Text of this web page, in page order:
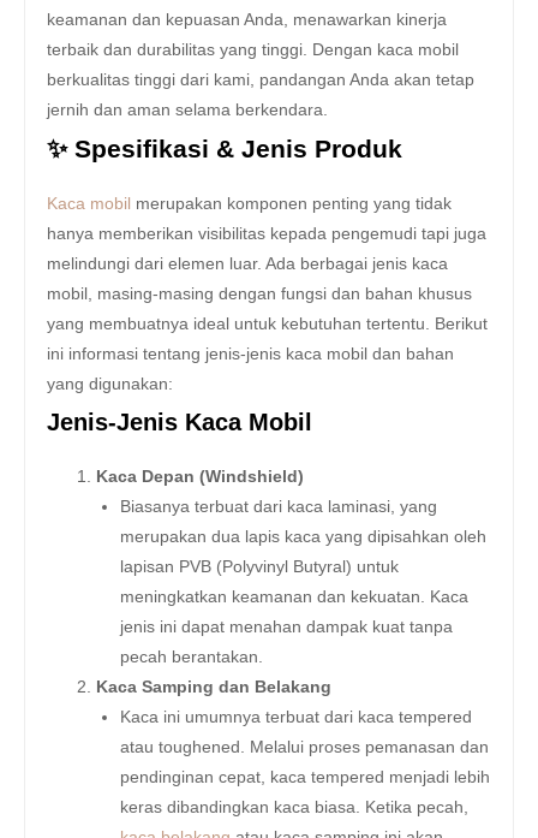
keamanan dan kepuasan Anda, menawarkan kinerja
terbaik dan durabilitas yang tinggi. Dengan kaca mobil
berkualitas tinggi dari kami, pandangan Anda akan tetap
jernih dan aman selama berkendara.
✨ Spesifikasi & Jenis Produk
Kaca mobil merupakan komponen penting yang tidak
hanya memberikan visibilitas kepada pengemudi tapi juga
melindungi dari elemen luar. Ada berbagai jenis kaca
mobil, masing-masing dengan fungsi dan bahan khusus
yang membuatnya ideal untuk kebutuhan tertentu. Berikut
ini informasi tentang jenis-jenis kaca mobil dan bahan
yang digunakan:
Jenis-Jenis Kaca Mobil
Kaca Depan (Windshield)
Biasanya terbuat dari kaca laminasi, yang
merupakan dua lapis kaca yang dipisahkan oleh
lapisan PVB (Polyvinyl Butyral) untuk
meningkatkan keamanan dan kekuatan. Kaca
jenis ini dapat menahan dampak kuat tanpa
pecah berantakan.
Kaca Samping dan Belakang
Kaca ini umumnya terbuat dari kaca tempered
atau toughened. Melalui proses pemanasan dan
pendinginan cepat, kaca tempered menjadi lebih
keras dibandingkan kaca biasa. Ketika pecah,